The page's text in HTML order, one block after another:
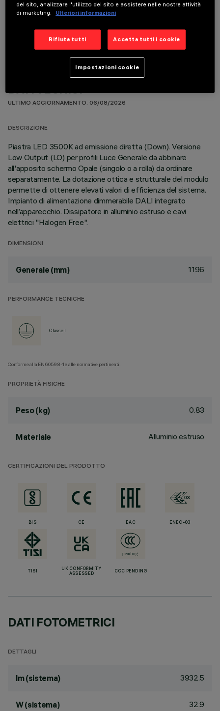
COMPONENTI OPZIONALI
DATI TECNICI
ULTIMO AGGIORNAMENTO: 06/08/2026
DESCRIZIONE
Piastra LED 3500K ad emissione diretta (Down). Versione
Low Output (LO) per profili Luce Generale da abbinare
all'apposito schermo Opale (singolo o a rolla) da ordinare
separatamente. La dotazione ottica e strutturale del modulo
permette di ottenere elevati valori di efficienza del sistema.
Impianto di alimentazione dimmerabile DALI integrato
nell’apparecchio. Dissipatore in alluminio estruso e cavi
elettrici "Halogen Free".
DIMENSIONI
Generale (mm) 1196
PERFORMANCE TECNICHE
Classe I
Conforme alla EN60598-1 e alle normative pertinenti.
PROPRIETÀ FISICHE
Peso (kg) 0.83
Materiale Alluminio estruso
CERTIFICAZIONI DEL PRODOTTO
BIS CE EAC ENEC-03
TISI
UK CONFORMITY
ASSESSED
CCC PENDING
DATI FOTOMETRICI
DETTAGLI
lm (sistema) 3932.5
W (sistema) 32.9
del sito, analizzare l'utilizzo del sito e assistere nelle nostre attività
di marketing.
Ulteriori informazioni
Rifiuta tutti Accetta tutti i cookie
Impostazioni cookie